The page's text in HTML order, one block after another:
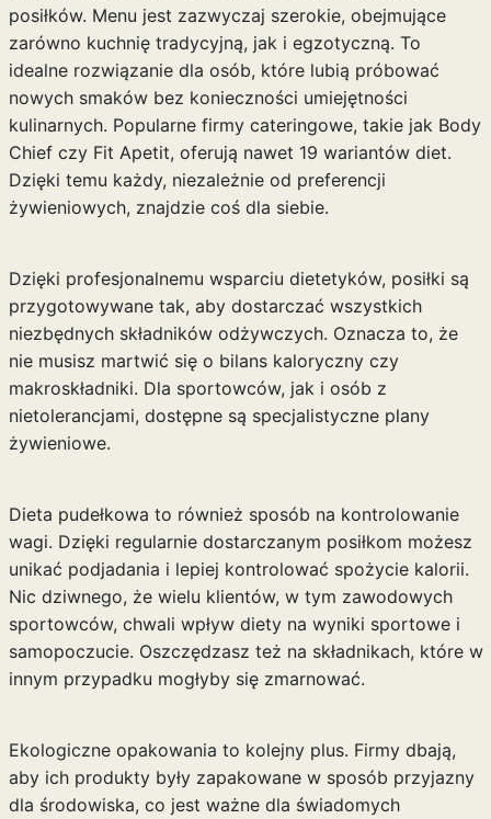
posiłków. Menu jest zazwyczaj szerokie, obejmujące
zarówno kuchnię tradycyjną, jak i egzotyczną. To
idealne rozwiązanie dla osób, które lubią próbować
nowych smaków bez konieczności umiejętności
kulinarnych. Popularne firmy cateringowe, takie jak Body
Chief czy Fit Apetit, oferują nawet 19 wariantów diet.
Dzięki temu każdy, niezależnie od preferencji
żywieniowych, znajdzie coś dla siebie.
Dzięki profesjonalnemu wsparciu dietetyków, posiłki są
przygotowywane tak, aby dostarczać wszystkich
niezbędnych składników odżywczych. Oznacza to, że
nie musisz martwić się o bilans kaloryczny czy
makroskładniki. Dla sportowców, jak i osób z
nietolerancjami, dostępne są specjalistyczne plany
żywieniowe.
Dieta pudełkowa to również sposób na kontrolowanie
wagi. Dzięki regularnie dostarczanym posiłkom możesz
unikać podjadania i lepiej kontrolować spożycie kalorii.
Nic dziwnego, że wielu klientów, w tym zawodowych
sportowców, chwali wpływ diety na wyniki sportowe i
samopoczucie. Oszczędzasz też na składnikach, które w
innym przypadku mogłyby się zmarnować.
Ekologiczne opakowania to kolejny plus. Firmy dbają,
aby ich produkty były zapakowane w sposób przyjazny
dla środowiska, co jest ważne dla świadomych